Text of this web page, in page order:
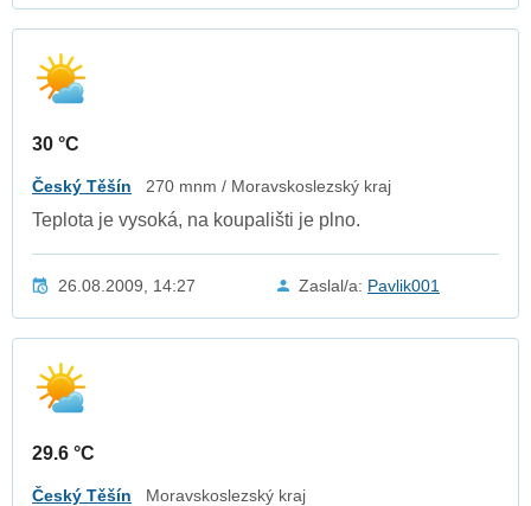
30 °C
Český Těšín 270 mnm / Moravskoslezský kraj
Teplota je vysoká, na koupališti je plno.
26.08.2009, 14:27 Zaslal/a: Pavlik001
29.6 °C
Český Těšín Moravskoslezský kraj